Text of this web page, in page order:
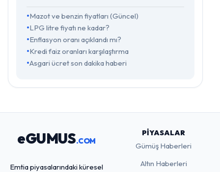
Mazot ve benzin fiyatları (Güncel)
LPG litre fiyatı ne kadar?
Enflasyon oranı açıklandı mı?
Kredi faiz oranları karşılaştırma
Asgari ücret son dakika haberi
eGUMUS.COM
Emtia piyasalarındaki küresel
PIYASALAR
Gümüş Haberleri
Altın Haberleri